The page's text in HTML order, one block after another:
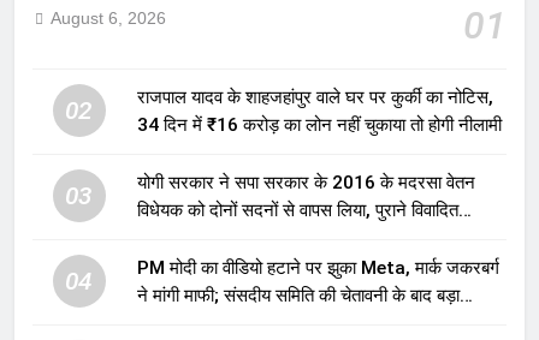
01
August 6, 2026
02
राजपाल यादव के शाहजहांपुर वाले घर पर कुर्की का नोटिस,
34 दिन में ₹16 करोड़ का लोन नहीं चुकाया तो होगी नीलामी
03
योगी सरकार ने सपा सरकार के 2016 के मदरसा वेतन
विधेयक को दोनों सदनों से वापस लिया, पुराने विवादित
04
PM मोदी का वीडियो हटाने पर झुका Meta, मार्क जकरबर्ग
ने मांगी माफी; संसदीय समिति की चेतावनी के बाद बड़ा